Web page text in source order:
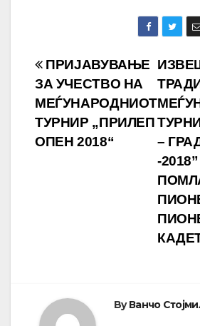
Навигација
на
напис
–
-
ПРИЈАВУВАЊЕ
ЗА УЧЕСТВО НА
МЕЃУНАРОДНИОТ
ТУРНИР „ПРИЛЕП
ОПЕН 2018“
ByВанчо